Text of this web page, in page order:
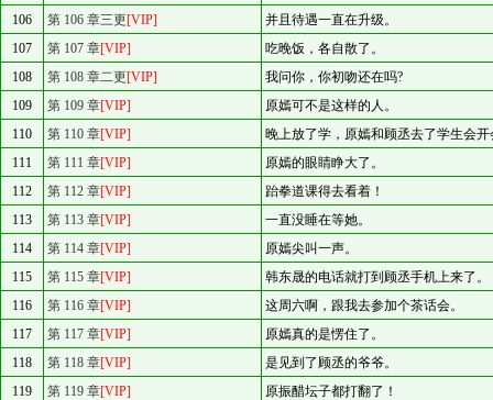
106
第 106 章三更[VIP]
并且待遇一直在升级。
107
第 107 章[VIP]
吃晚饭，各自散了。
108
第 108 章二更[VIP]
我问你，你初吻还在吗?
109
第 109 章[VIP]
原嫣可不是这样的人。
110
第 110 章[VIP]
晚上放了学，原嫣和顾丞去了学生会开
111
第 111 章[VIP]
原嫣的眼睛睁大了。
112
第 112 章[VIP]
跆拳道课得去看着！
113
第 113 章[VIP]
一直没睡在等她。
114
第 114 章[VIP]
原嫣尖叫一声。
115
第 115 章[VIP]
韩东晟的电话就打到顾丞手机上来了。
116
第 116 章[VIP]
这周六啊，跟我去参加个茶话会。
117
第 117 章[VIP]
原嫣真的是愣住了。
118
第 118 章[VIP]
是见到了顾丞的爷爷。
119
第 119 章[VIP]
原振醋坛子都打翻了！